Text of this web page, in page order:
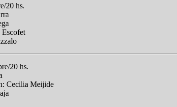
20 hs.
20 hs.
Cecilia Meijide